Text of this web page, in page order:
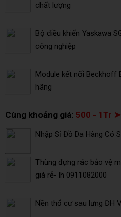
chất lượng
Bộ điều khiển Yaskawa
công nghiệp
Module kết nối Beckhoff
hãng
Cùng khoảng giá: 500 - 1Tr ➤
Nhập Sỉ Đồ Da Hàng Có
Thùng đựng rác bảo vệ
giá rẻ- lh 0911082000
Nền thổ cư sau lưng ĐH